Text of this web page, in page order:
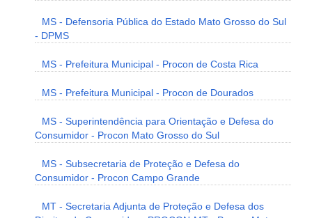
MS - Defensoria Pública do Estado Mato Grosso do Sul
- DPMS
MS - Prefeitura Municipal - Procon de Costa Rica
MS - Prefeitura Municipal - Procon de Dourados
MS - Superintendência para Orientação e Defesa do
Consumidor - Procon Mato Grosso do Sul
MS - Subsecretaria de Proteção e Defesa do
Consumidor - Procon Campo Grande
MT - Secretaria Adjunta de Proteção e Defesa dos